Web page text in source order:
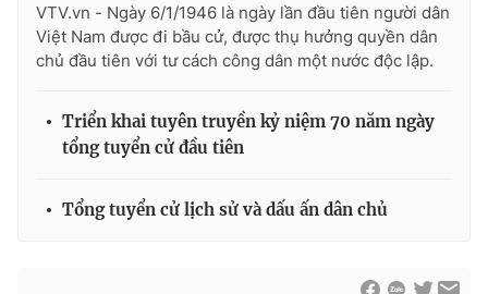
VTV Money VTV Thể thao
Thị trường 24h Tấm lòng Việt
VTV4 Vươn mình bằng AI
VTV.vn - Ngày 6/1/1946 là ngày lần đầu tiên người dân
Việt Nam được đi bầu cử, được thụ hưởng quyền dân
chủ đầu tiên với tư cách công dân một nước độc lập.
Triển khai tuyên truyền kỷ niệm 70 năm ngày
tổng tuyển cử đầu tiên
Tổng tuyển cử lịch sử và dấu ấn dân chủ